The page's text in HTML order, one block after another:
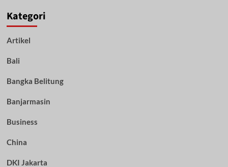
Kategori
Artikel
Bali
Bangka Belitung
Banjarmasin
Business
China
DKI Jakarta